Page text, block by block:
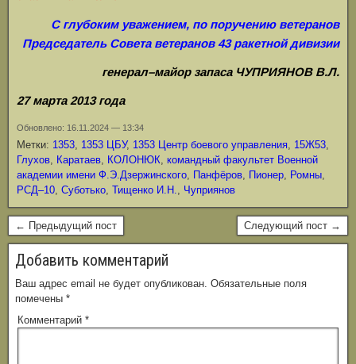
С глубоким уважением, по поручению ветеранов
Председатель Совета ветеранов 43 ракетной дивизии
генерал–майор запаса ЧУПРИЯНОВ В.Л.
27 марта 2013 года
Обновлено: 16.11.2024 — 13:34
Метки: 1353, 1353 ЦБУ, 1353 Центр боевого управления, 15Ж53,
Глухов, Каратаев, КОЛОНЮК, командный факультет Военной
академии имени Ф.Э.Дзержинского, Панфёров, Пионер, Ромны,
РСД–10, Суботько, Тищенко И.Н., Чуприянов
← Предыдущий пост Следующий пост →
Добавить комментарий
Ваш адрес email не будет опубликован. Обязательные поля
помечены *
Комментарий *